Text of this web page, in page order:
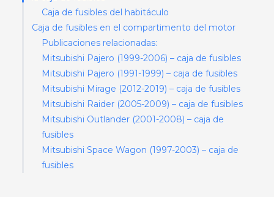
Caja de fusibles del habitáculo
Caja de fusibles en el compartimento del motor
Publicaciones relacionadas:
Mitsubishi Pajero (1999-2006) – caja de fusibles
Mitsubishi Pajero (1991-1999) – caja de fusibles
Mitsubishi Mirage (2012-2019) – caja de fusibles
Mitsubishi Raider (2005-2009) – caja de fusibles
Mitsubishi Outlander (2001-2008) – caja de
fusibles
Mitsubishi Space Wagon (1997-2003) – caja de
fusibles